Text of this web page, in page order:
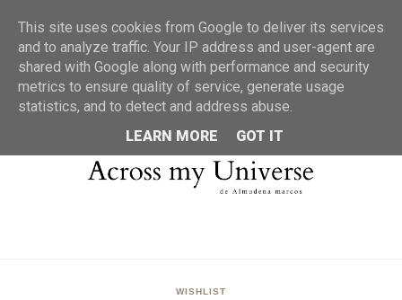
MENU
WISHLIST
This site uses cookies from Google to deliver its services
and to analyze traffic. Your IP address and user-agent are
shared with Google along with performance and security
metrics to ensure quality of service, generate usage
statistics, and to detect and address abuse.
LEARN MORE
GOT IT